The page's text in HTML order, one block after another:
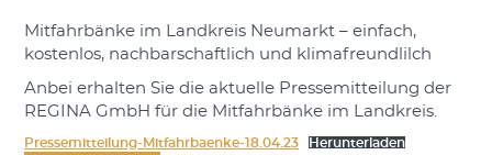
Mitfahrbänke im Landkreis Neumarkt – einfach,
kostenlos, nachbarschaftlich und klimafreundlilch
Anbei erhalten Sie die aktuelle Pressemitteilung der
REGINA GmbH für die Mitfahrbänke im Landkreis.
Pressemitteilung-Mitfahrbaenke-18.04.23 Herunterladen